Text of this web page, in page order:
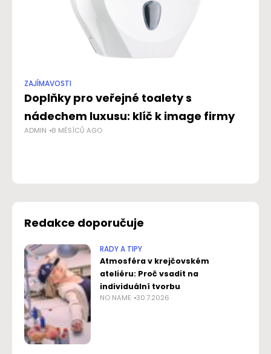
ZAJÍMAVOSTI
Doplňky pro veřejné toalety s
nádechem luxusu: klíč k image firmy
ADMIN 8 MĚSÍCŮ AGO
Redakce doporučuje
RADY A TIPY
Atmosféra v krejčovském
ateliéru: Proč vsadit na
individuální tvorbu
NO NAME 30.7.2026